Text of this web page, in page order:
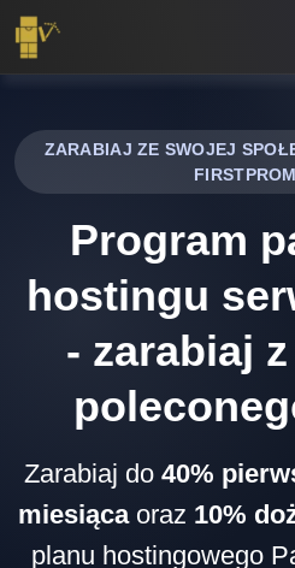
ZARABIAJ ZE SWOJEJ
Program
hostingu
- zarabiaj
Zarabiaj do 40%
miesiącaoraz 10%
planu hostingowego